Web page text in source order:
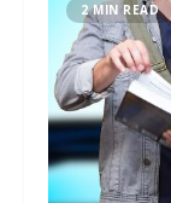
2 MIN READ